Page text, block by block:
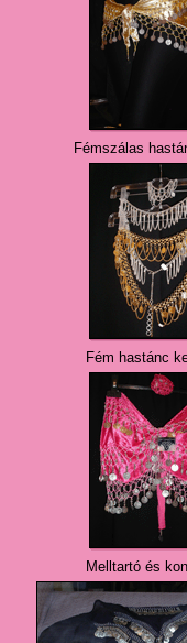
Fémszálas
Fém hastánc
Melltartó és